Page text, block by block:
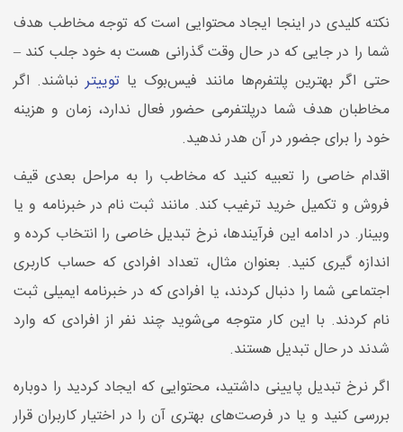
نکته کلیدی در اینجا ایجاد محتوایی است که توجه مخاطب هدف
شما را در جایی که در حال وقت گذرانی هست به خود جلب کند –
حتی اگر بهترین پلتفرم‌ها مانند فیس‌بوک یا توییترنباشند. اگر
مخاطبان هدف شما درپلتفرمی حضور فعال ندارد، زمان و هزینه
خود را برای جضور در آن هدر ندهید.
اقدام خاصی را تعبیه کنید که مخاطب را به مراحل بعدی قیف
فروش و تکمیل خرید ترغیب کند. مانند ثبت نام در خبرنامه و یا
وبینار. در ادامه این فرآیندها، نرخ تبدیل خاصی را انتخاب کرده و
اندازه گیری کنید. بعنوان مثال، تعداد افرادی که حساب کاربری
اجتماعی شما را دنبال کردند، یا افرادی که در خبرنامه ایمیلی ثبت
نام کردند. با این کار متوجه می‌شوید چند نفر از افرادی که وارد
شدند در حال تبدیل هستند.
اگر نرخ تبدیل پایینی داشتید، محتوایی که ایجاد کردید را دوباره
بررسی کنید و یا در فرصت‌های بهتری آن را در اختیار کاربران قرار